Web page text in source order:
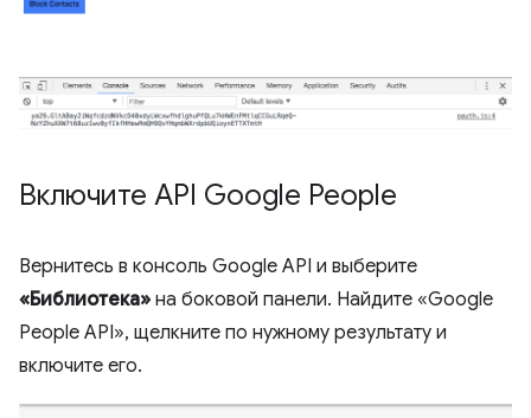
Включите API Google People
Вернитесь в консоль Google API и выберите
«Библиотека» на боковой панели. Найдите «Google
People API», щелкните по нужному результату и
включите его.